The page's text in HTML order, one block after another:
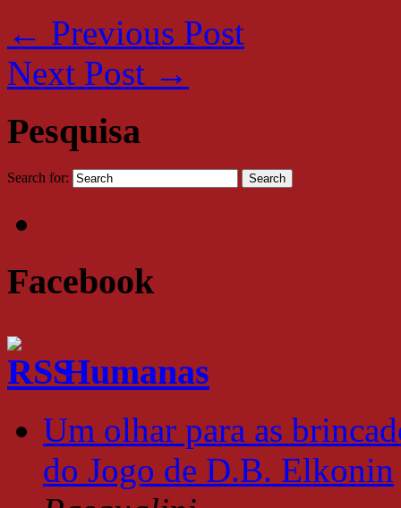
← Previous Post
Next Post →
Pesquisa
Search for:
Facebook
Humanas
Um olhar para as
do Jogo de D.B. Elkonin